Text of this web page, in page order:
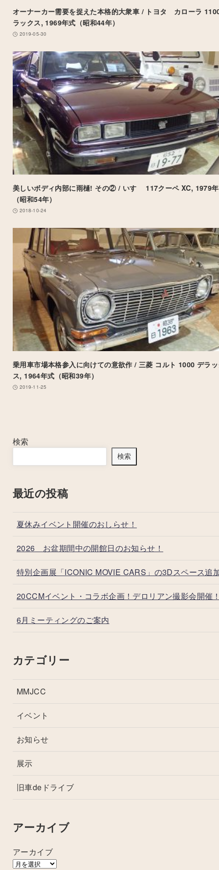
オーナーカー需要を捉えた本格的大衆車 / トヨタ カローラ
ラックス, 1969年式（昭和44年）
2019-05-30
美しいボディ内部に雨樋! その② / いすゞ 117クーペ XC, 1979
（昭和54年）
2018-10-24
乗用車市場本格参入に向けての意欲作 / 三菱 コルト 1000 デラ
ス, 1964年式（昭和39年）
2019-11-25
検索
検索
最近の投稿
夏休みイベント開催のおしらせ！
2026 お盆期間中の開館日のお知らせ！
特別企画展「ICONIC MOVIE CARS」の3Dスペース追
20CCMイベント・コラボ企画！デロリアン撮影会開催
6月ミーティングのご案内
カテゴリー
MMJCC
イベント
お知らせ
展示
旧車deドライブ
アーカイブ
アーカイブ